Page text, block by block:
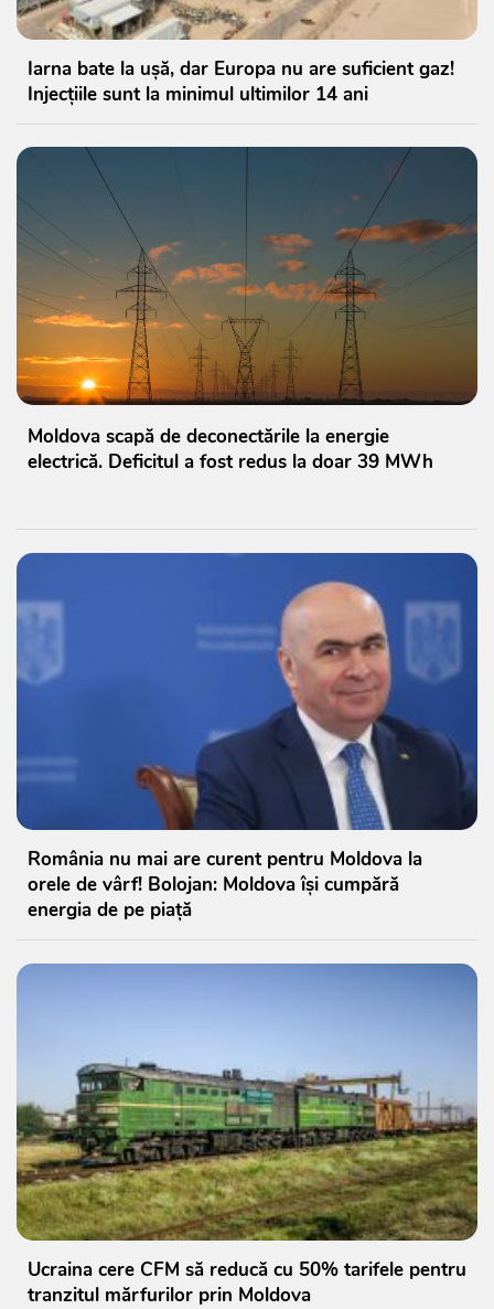
Iarna bate la ușă, dar Europa nu are suficient gaz!
Injecțiile sunt la minimul ultimilor 14 ani
Moldova scapă de deconectările la energie
electrică. Deficitul a fost redus la doar 39 MWh
România nu mai are curent pentru Moldova la
orele de vârf! Bolojan: Moldova își cumpără
energia de pe piață
Ucraina cere CFM să reducă cu 50% tarifele pentru
tranzitul mărfurilor prin Moldova